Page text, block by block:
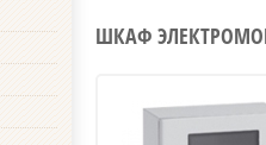
ШКАФ